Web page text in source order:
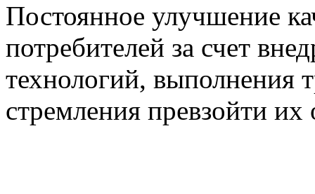
Постоянное улучшение
потребителей за счет
технологий, выполнения
стремления превзойти